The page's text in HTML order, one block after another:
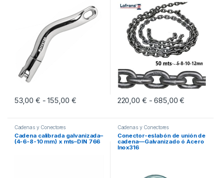
53,00 € - 155,00 €Rango de precios: desde 53,00 € hasta
220,00 € - 685,00€
Cadenas y Conectores
Cadena calibrada galvanizada–
(4-6-8-10 mm) x mts–DIN 766
Cadenas y Conectores
Conector-eslabón de unión de
cadena—Galvanizado ó Acero
Inox316